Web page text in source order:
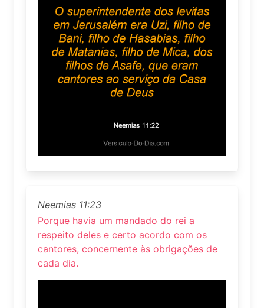
Neemias 11:23
Porque havia um mandado do rei a
respeito deles e certo acordo com os
cantores, concernente às obrigações de
cada dia.